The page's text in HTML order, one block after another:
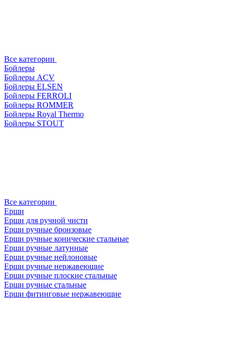
Все категории
Бойлеры
Бойлеры ACV
Бойлеры ELSEN
Бойлеры FERROLI
Бойлеры ROMMER
Бойлеры Royal Thermo
Бойлеры STOUT
Все категории
Ерши
Ерши для ручной чисти
Ерши ручные бронзовые
Ерши ручные конические стальные
Ерши ручные латунные
Ерши ручные нейлоновые
Ерши ручные нержавеющие
Ерши ручные плоские стальные
Ерши ручные стальные
Ерши фитинговые нержавеющие